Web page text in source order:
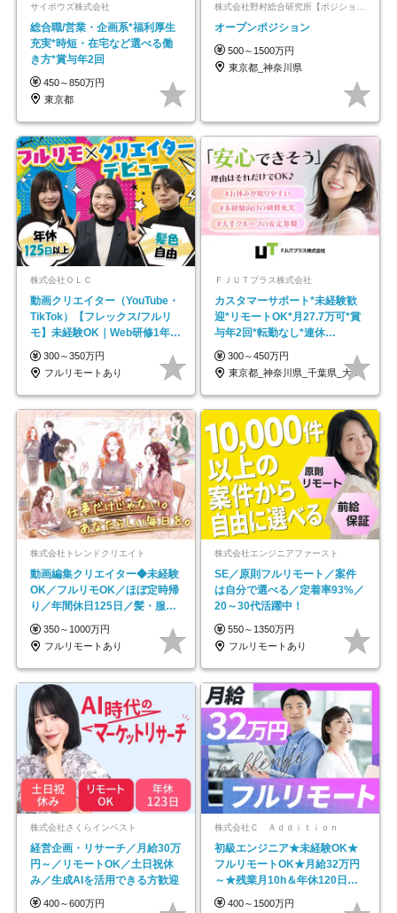
サイボウズ株式会社
総合職/営業・企画系*福利厚生
充実*時短・在宅など選べる働
き方*賞与年2回
450～850万円
東京都
オープンポジション
500～1500万円
東京都_神奈川県
株式会社ＯＬＣ
動画クリエイター（YouTube・
TikTok）【フレックス/フルリ
モ】未経験OK｜Web研修1年間
｜副業OK
300～350万円
フルリモートあり
ＦＪＵＴプラス株式会社
カスタマーサポート*未経験歓
迎*リモートOK*月27.7万可*賞
与年2回*転勤なし*連休
OK/ZE010232
300～450万円
東京都_神奈川県_千葉県_大阪府_愛知県…
株式会社トレンドクリエイト
動画編集クリエイター◆未経験
OK／フルリモOK／ほぼ定時帰
り／年間休日125日／髪・服・
ネイル自由／副業OK
350～1000万円
フルリモートあり
株式会社エンジニアファースト
SE／原則フルリモート／案件
は自分で選べる／定着率93%／
20～30代活躍中！
550～1350万円
フルリモートあり
株式会社さくらインベスト
経営企画・リサーチ／月給30万
円～／リモートOK／土日祝休
み／生成AIを活用できる方歓迎
400～600万円
株式会社Ｃ Ａｄｄｉｔｉｏｎ
初級エンジニア★未経験OK★
フルリモートOK★月給32万円
～★残業月10h＆年休120日以
上★副業可
400～1500万円